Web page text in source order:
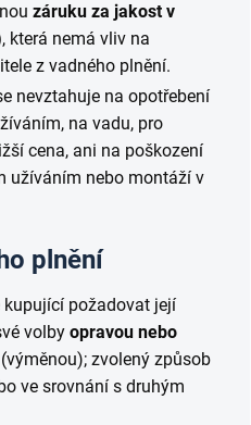
záruku za jakost v
, která nemá vliv na
z vadného plnění.
nevztahuje na opotřebení
na vadu, pro
cena, ani na poškození
užíváním nebo montáží v
plnění
kupující požadovat její
volby opravou nebo
(výměnou); zvolený způsob
ve srovnání s druhým